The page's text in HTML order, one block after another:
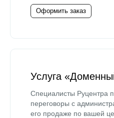
Оформить заказ
Услуга
Специалисты Руцентра
переговоры с
его продаже по вашей